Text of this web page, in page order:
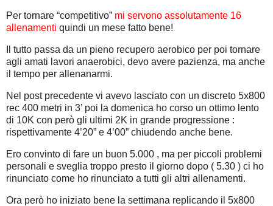
Per tornare “competitivo” mi servono assolutamente 16
allenamenti quindi un mese fatto bene!
Il tutto passa da un pieno recupero aerobico per poi tornare
agli amati lavori anaerobici, devo avere pazienza, ma anche
il tempo per allenanarmi.
Nel post precedente vi avevo lasciato con un discreto 5x800
rec 400 metri in 3’ poi la domenica ho corso un ottimo lento
di 10K con però gli ultimi 2K in grande progressione :
rispettivamente 4’20” e 4’00” chiudendo anche bene.
Ero convinto di fare un buon 5.000 , ma per piccoli problemi
personali e sveglia troppo presto il giorno dopo ( 5.30 ) ci ho
rinunciato come ho rinunciato a tutti gli altri allenamenti.
Ora però ho iniziato bene la settimana replicando il 5x800